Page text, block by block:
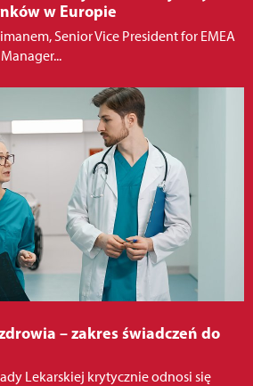
w Europie
Senior Vice President for EMEA
– zakres świadczeń do
Lekarskiej krytycznie odnosi się